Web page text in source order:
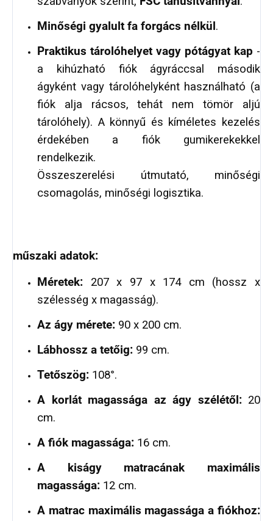
Minőségi gyalult fa forgács nélkül.
Praktikus tárolóhelyet vagy pótágyat kap -
a kihúzható fiók ágyráccsal második
ágyként vagy tárolóhelyként használható (a
fiók alja rácsos, tehát nem tömör aljú
tárolóhely). A könnyű és kíméletes kezelés
érdekében a fiók gumikerekekkel
rendelkezik.
Összeszerelési útmutató, minőségi
csomagolás, minőségi logisztika.
műszaki adatok:
Méretek: 207 x 97 x 174 cm (hossz x
szélesség x magasság).
Az ágy mérete: 90 x 200 cm.
Lábhossz a tetőig: 99 cm.
Tetőszög: 108°.
A korlát magassága az ágy szélétől:20
cm.
A fiók magassága: 16 cm.
A kiságy matracának maximális
magassága: 12 cm.
A matrac maximális magassága a fiókhoz: